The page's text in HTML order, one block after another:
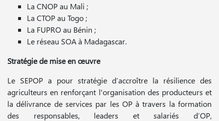
La CNOP au Mali ;
La CTOP au Togo ;
La FUPRO au Bénin ;
Le réseau SOA à Madagascar.
Stratégie de mise en œuvre
Le SEPOP a pour stratégie d’accroître la résilience des
agriculteurs en renforçant l'organisation des producteurs et
la délivrance de services par les OP à travers la formation
des responsables, leaders et salariés d’OP,